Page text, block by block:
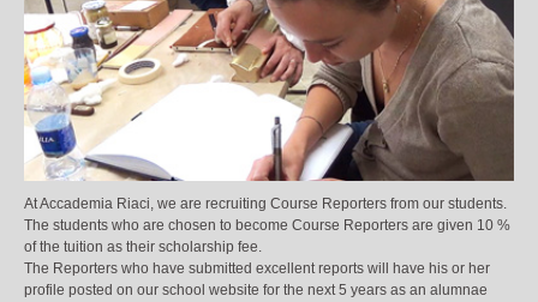
At Accademia Riaci, we are recruiting Course Reporters from our students.
The students who are chosen to become Course Reporters are given 10 %
of the tuition as their scholarship fee.
The Reporters who have submitted excellent reports will have his or her
profile posted on our school website for the next 5 years as an alumnae